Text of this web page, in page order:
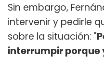
Sin embargo,
intervenir y pedirle
sobre la situación: "
interrumpir porque